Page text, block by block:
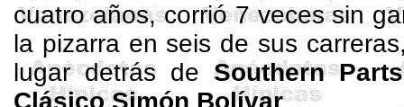
cuatro años, corrió 7 veces sin
la pizarra en seis de sus
lugar detrás deSouthern Parts
Clásico Simón Bolívar.